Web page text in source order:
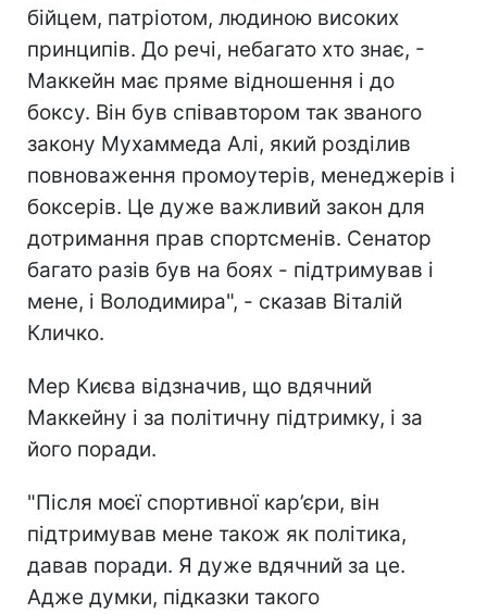
бійцем, патріотом, людиною високих
принципів. До речі, небагато хто знає, -
Маккейн має пряме відношення і до
боксу. Він був співавтором так званого
закону Мухаммеда Алі, який розділив
повноваження промоутерів, менеджерів і
боксерів. Це дуже важливий закон для
дотримання прав спортсменів. Сенатор
багато разів був на боях - підтримував і
мене, і Володимира", - сказав Віталій
Кличко.
Мер Києва відзначив, що вдячний
Маккейну і за політичну підтримку, і за
його поради.
"Після моєї спортивної кар’єри, він
підтримував мене також як політика,
давав поради. Я дуже вдячний за це.
Адже думки, підказки такого